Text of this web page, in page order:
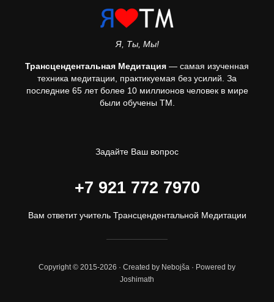
Я, Ты, Мы!
Трансцендентальная Медитация — самая изученная
техника медитации, практикуемая без усилий. За
последние 65 лет более 10 миллионов человек в мире
были обучены ТМ.
Задайте Ваш вопрос
+7 921 772 7970
Вам ответит учитель Трансцендентальной Медитации
Copyright © 2015-2026 · Created by Nebojša · Powered by
Joshimath